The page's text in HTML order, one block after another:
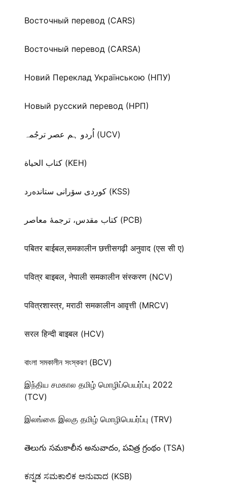
Восточный перевод (CARS)
Восточный перевод (CARSA)
Новий Переклад Українською (НПУ)
Новый русский перевод (НРП)
اُردو ہم عصر ترجُمہ (UCV)
كتاب الحياة (KEH)
كوردی سۆرانی ستانده‌رد (KSS)
کتاب مقدس، ترجمۀ معاصر (PCB)
पबितर बाईबल,समकालीन छत्तीसगढ़ी अनुवाद (एस सी ए)
पवित्र बाइबल, नेपाली समकालीन संस्करण (NCV)
पवित्रशास्त्र, मराठी समकालीन आवृत्ती (MRCV)
सरल हिन्दी बाइबल (HCV)
বাংলা সমকালীন সংস্করণ (BCV)
இந்திய சமகால தமிழ் மொழிப்பெயர்ப்பு 2022
(TCV)
இலங்கை இலகு தமிழ் மொழிபெயர்ப்பு (TRV)
తెలుగు సమకాలీన అనువాదం, పవిత్ర గ్రంథం (TSA)
ಕನ್ನಡ ಸಮಕಾಲಿಕ ಅನುವಾದ (KSB)